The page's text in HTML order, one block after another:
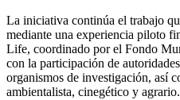
La iniciativa continúa el trabajo
mediante una experiencia piloto
Life, coordinado por el Fondo
con la participación de
organismos de investigación, así
ambientalista, cinegético y agrario.